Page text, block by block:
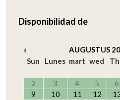
Disponibilidad de
AUGUSTUS
Sun
Lunes mart wed
2
3 4 5 6
9
10 11 12